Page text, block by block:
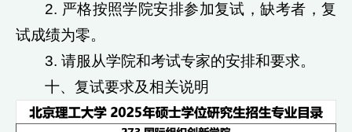
2. 严格按照学院安排参加复试，缺考者，复
试成绩为零。
3. 请服从学院和考试专家的安排和要求。
十、复试要求及相关说明